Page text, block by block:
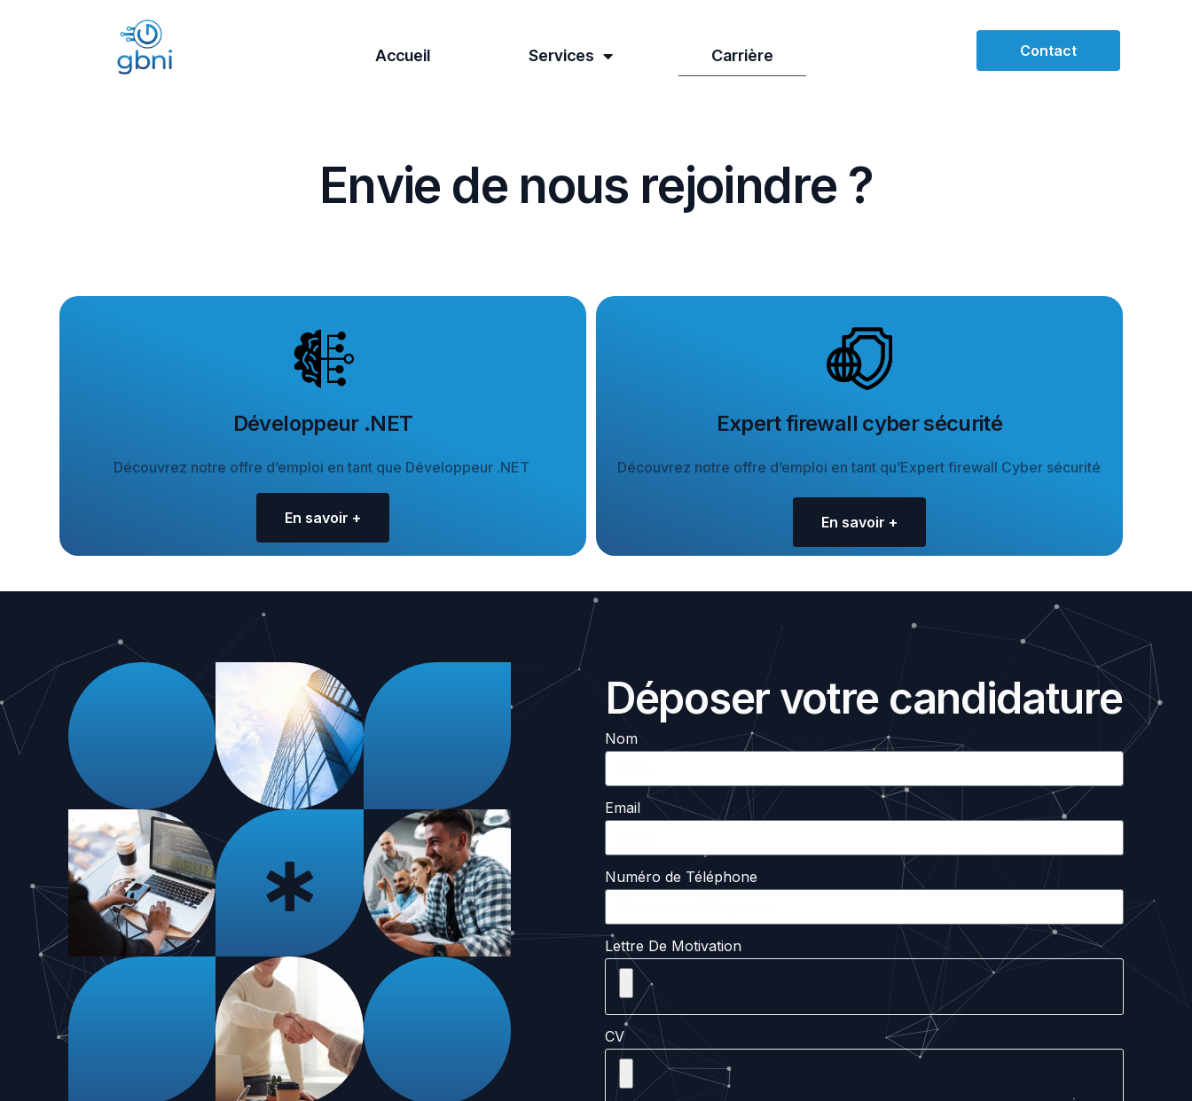
Accueil Services Carrière Contact
Envie de nous rejoindre ?
Développeur .NET
Découvrez notre offre d’emploi en tant que Développeur .NET
En savoir +
Expert firewall cyber sécurité
Découvrez notre offre d’emploi en tant qu’Expert firewall Cyber sécurité
En savoir +
Déposer votre candidature
Nom
Email
Numéro de Téléphone
Lettre De Motivation
CV